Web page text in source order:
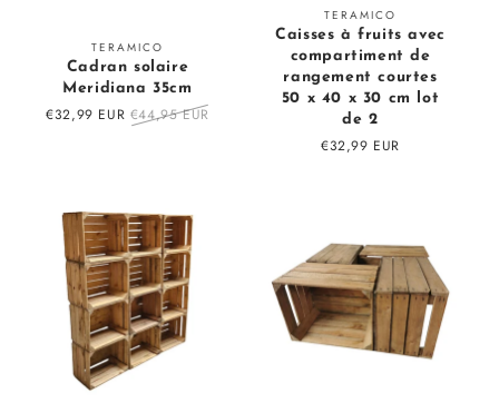
Fournisseur
:
TERAMICO
Cadran solaire
Meridiana 35cm
Prix
€32,99 EUR Prix
€44,95 EUR
Fournisseur
:
TERAMICO
Caisses à fruits avec
compartiment de
rangement courtes
50 x 40 x 30 cm lot
de 2
Prix
€32,99 EUR